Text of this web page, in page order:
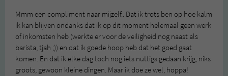
Mmm een compliment naar mijzelf.. Dat ik trots ben op hoe kalm
ik kan blijven ondanks dat ik op dit moment helemaal geen werk
of inkomsten heb (werkte er voor de veiligheid nog naast als
barista, tjah ;)) en dat ik goede hoop heb dat het goed gaat
komen. En dat ik elke dag toch nog iets nuttigs gedaan krijg, niks
groots, gewoon kleine dingen. Maar ik doe ze wel, hoppa!